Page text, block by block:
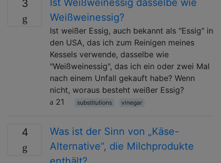
3
Weißweinessig?
Ist weißer Essig, auch bekannt als "Essig" in
den USA, das ich zum Reinigen meines
Kessels verwende, dasselbe wie
"Weißweinessig", das ich ein oder zwei Mal
nach einem Unfall gekauft habe? Wenn
nicht, woraus besteht weißer Essig?
21
substitutions vinegar
4
Was ist der Sinn von „Käse-
Alternative“, die Milchprodukte